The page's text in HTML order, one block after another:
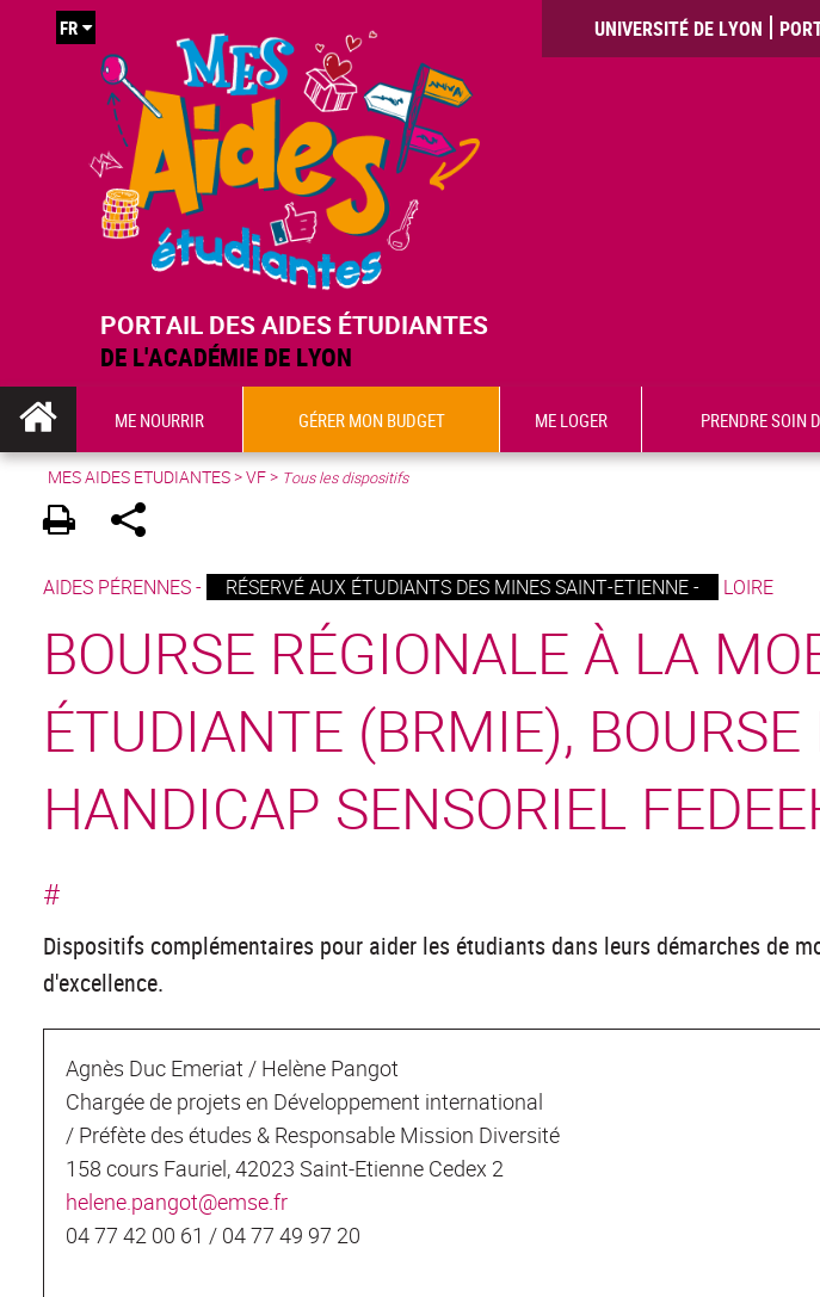
PORTAIL DES AIDES ÉTUDIANTES
DE L'ACADÉMIE DE LYON
UNIVERSITÉ DE LYON
FR
ME NOURRIR GÉRER MON BUDGET ME LOGER PRENDRE SOIN
MES AIDES ETUDIANTES>VF> Tous les dispositifs
AIDES PÉRENNES - RÉSERVÉ AUX ÉTUDIANTS DES MINES SAINT-ETIENNE - LOIRE
BOURSE RÉGIONALE À LA
ÉTUDIANTE (BRMIE),
HANDICAP SENSORIEL
#
Dispositifs complémentaires pour aider les étudiants dans leurs démarches de
d'excellence.
Agnès Duc Emeriat / Helène Pangot
Chargée de projets en Développement international
/ Préfète des études & Responsable Mission Diversité
158 cours Fauriel, 42023 Saint-Etienne Cedex 2
helene.pangot@emse.fr
04 77 42 00 61 / 04 77 49 97 20